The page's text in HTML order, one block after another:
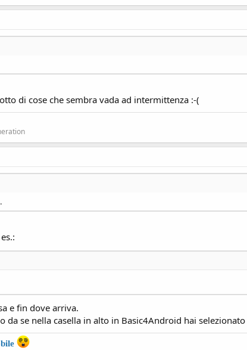
di cose che sembra vada ad intermittenza :-(
e fin dove arriva.
da se nella casella in alto in Basic4Android hai